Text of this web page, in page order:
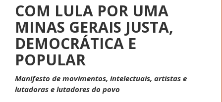
COM LULA POR UMA
MINAS GERAIS JUSTA,
DEMOCRÁTICA E
POPULAR
Manifesto de movimentos, intelectuais, artistas e
lutadoras e lutadores do povo